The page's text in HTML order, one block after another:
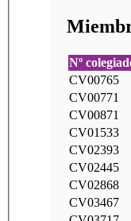
Nº
CV00765
CV00771
CV00871
CV01533
CV02393
CV02445
CV02868
CV03467